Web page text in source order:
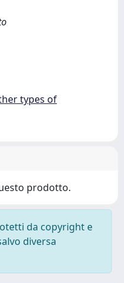
types of
prodotto.
da copyright e
diversa